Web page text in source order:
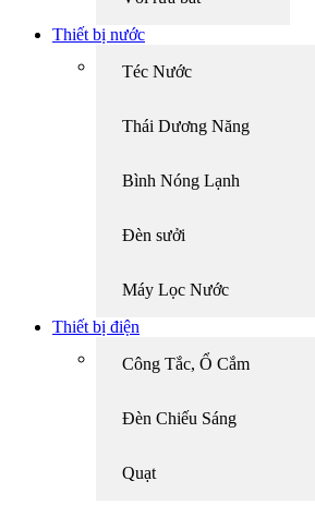
Thiết bị nước
Téc Nước
Thái Dương Năng
Bình Nóng Lạnh
Đèn sưởi
Máy Lọc Nước
Thiết bị điện
Công Tắc, Ổ Cắm
Đèn Chiếu Sáng
Quạt